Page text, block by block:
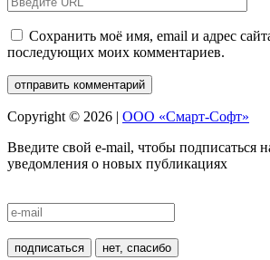
Сохранить моё имя, email и адрес
последующих моих комментариев.
Copyright © 2026 | ООО «Смарт-Софт»
Введите свой e-mail, чтобы подписаться
уведомления о новых публикациях